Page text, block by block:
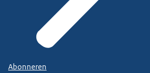
Abonneren